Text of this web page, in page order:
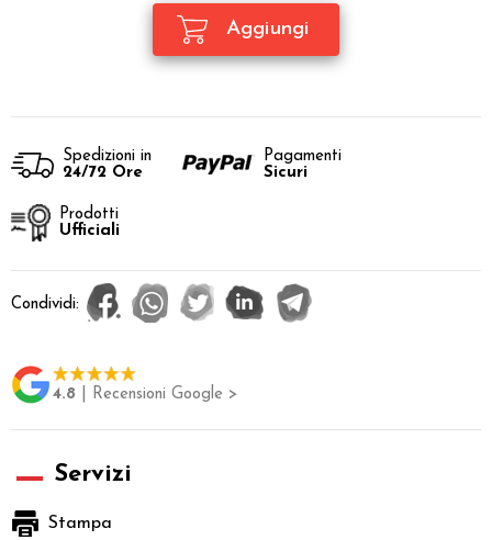
Spedizioni in
24/72 Ore
Pagamenti
Sicuri
Prodotti
Ufficiali
Condividi:
4.8 | Recensioni Google >
Servizi
Stampa